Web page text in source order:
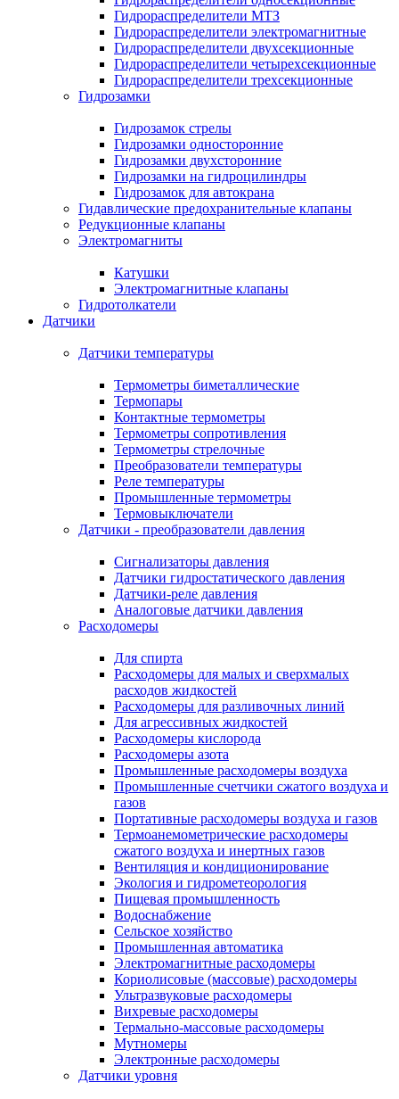
Гидрораспределители МТЗ
Гидрораспределители электромагнитные
Гидрораспределители двухсекционные
Гидрораспределители четырехсекционные
Гидрораспределители трехсекционные
Гидрозамки
Гидрозамок стрелы
Гидрозамки односторонние
Гидрозамки двухсторонние
Гидрозамки на гидроцилиндры
Гидрозамок для автокрана
Гидавлические предохранительные клапаны
Редукционные клапаны
Электромагниты
Катушки
Электромагнитные клапаны
Гидротолкатели
Датчики
Датчики температуры
Термометры биметаллические
Термопары
Контактные термометры
Термометры сопротивления
Термометры стрелочные
Преобразователи температуры
Реле температуры
Промышленные термометры
Термовыключатели
Датчики - преобразователи давления
Сигнализаторы давления
Датчики гидростатического давления
Датчики-реле давления
Аналоговые датчики давления
Расходомеры
Для спирта
Расходомеры для малых и сверхмалых
расходов жидкостей
Расходомеры для разливочных линий
Для агрессивных жидкостей
Расходомеры кислорода
Расходомеры азота
Промышленные расходомеры воздуха
Промышленные счетчики сжатого воздуха и
газов
Портативные расходомеры воздуха и газов
Термоанемометрические расходомеры
сжатого воздуха и инертных газов
Вентиляция и кондиционирование
Экология и гидрометеорология
Пищевая промышленность
Водоснабжение
Сельское хозяйство
Промышленная автоматика
Электромагнитные расходомеры
Кориолисовые (массовые) расходомеры
Ультразвуковые расходомеры
Вихревые расходомеры
Термально-массовые расходомеры
Мутномеры
Электронные расходомеры
Датчики уровня